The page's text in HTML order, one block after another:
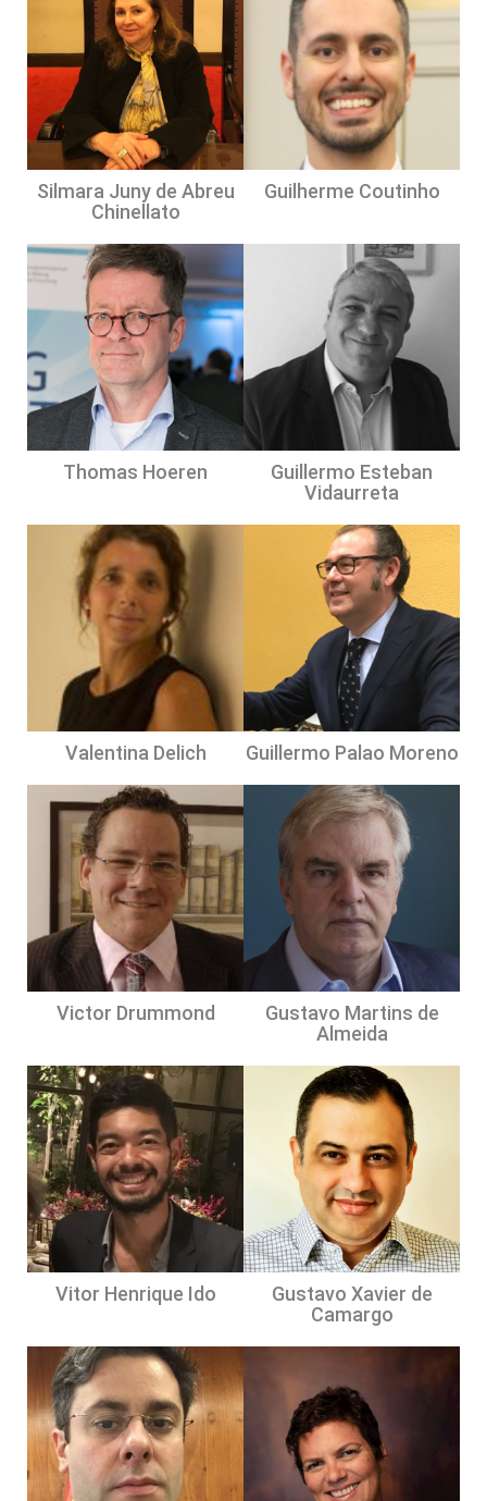
Silmara Juny de Abreu
Chinellato
Guilherme Coutinho
Thomas Hoeren
Guillermo Esteban
Vidaurreta
Valentina Delich Guillermo Palao Moreno
Victor Drummond
Gustavo Martins de
Almeida
Vitor Henrique Ido
Gustavo Xavier de
Camargo